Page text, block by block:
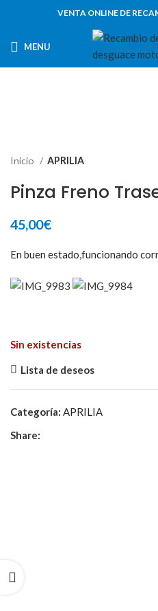
VENTA ONLINE DE
MENU
Inicio APRILIA
Pinza Freno
45,00€
En buen estado,funcionando
Sin existencias
Lista de deseos
Categoría: APRILIA
Share: